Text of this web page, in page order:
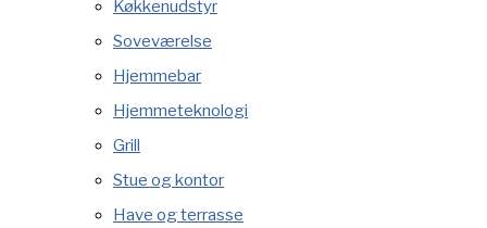
Køkkenudstyr
Soveværelse
Hjemmebar
Hjemmeteknologi
Grill
Stue og kontor
Have og terrasse